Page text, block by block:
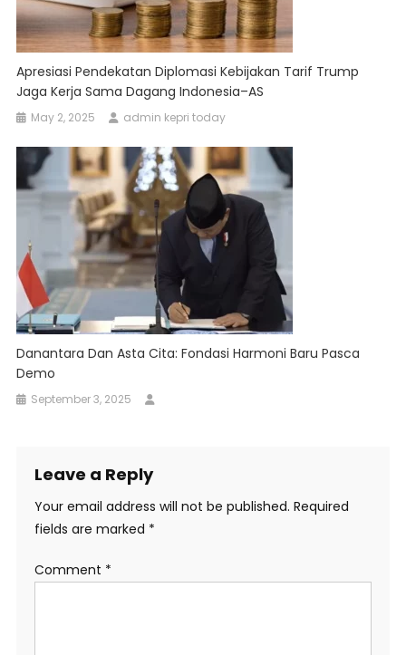
Apresiasi Pendekatan Diplomasi Kebijakan Tarif Trump
Jaga Kerja Sama Dagang Indonesia–AS
May 2, 2025 admin kepri today
Danantara Dan Asta Cita: Fondasi Harmoni Baru Pasca
Demo
September 3, 2025
Leave a Reply
Your email address will not be published. Required
fields are marked *
Comment *